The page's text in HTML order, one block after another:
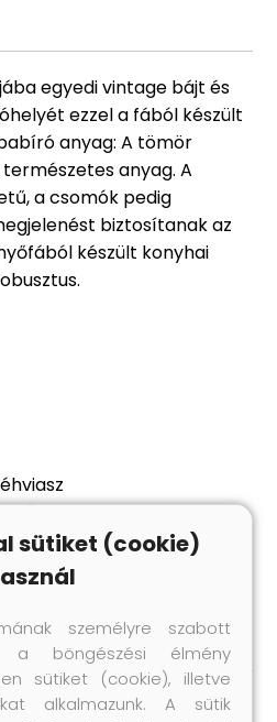
egyedi vintage bájt és
ezzel a fából készült
anyag: A tömör
anyag. A
a csomók pedig
biztosítanak az
készült konyhai
szerelt fa
cm (Ho x Szé x Ma)
sütiket (cookie)
személyre szabott
a böngészési élmény
sütiket (cookie), illetve
alkalmazunk. A sütik